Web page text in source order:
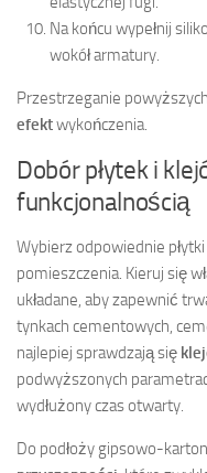
Na końcu wypełnij
wokół armatury.
Przestrzeganie
efektwykończenia.
Dobór płytek i
funkcjonalnością
Wybierz odpowiednie płytki
pomieszczenia. Kieruj się
układane, aby zapewnić
tynkach cementowych,
najlepiej sprawdzają się
podwyższonych
wydłużony czas otwarty.
Do podłoży gipsowo-